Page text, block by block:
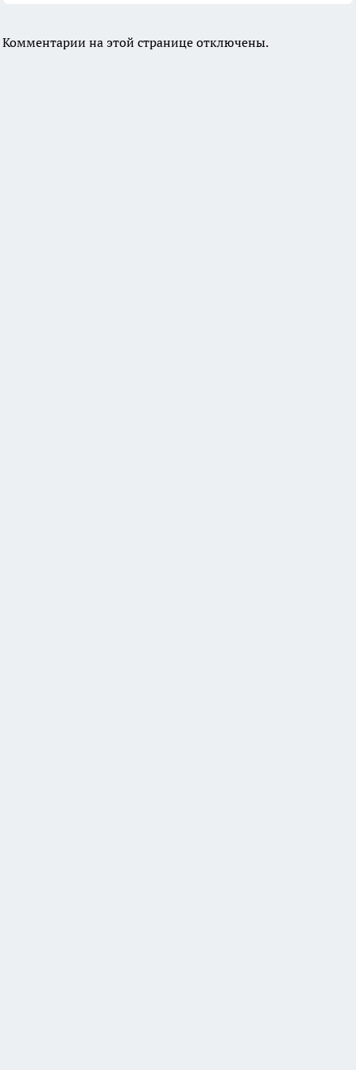
Комментарии на этой странице отключены.